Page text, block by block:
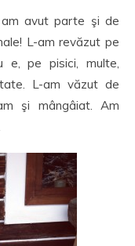
avut parte şi de
L-am revăzut pe
e, pe pisici, multe,
L-am văzut de
şi mângâiat. Am